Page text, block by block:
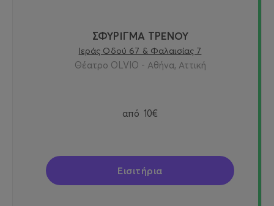
ΣΦΥΡΙΓΜΑ ΤΡΕΝΟΥ
Ιεράς Οδού 67 & Φαλαισίας 7
Θέατρο OLVIO - Αθήνα, Αττική
από 10€
Εισιτήρια